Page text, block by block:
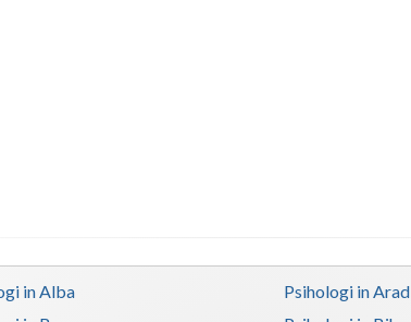
in Alba Psihologi in Arad